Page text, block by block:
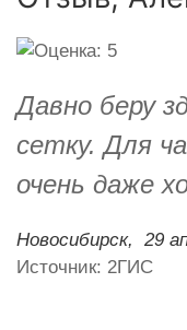
Давно беру
сетку. Для
очень даже
Новосибирск,
29
Источник: 2ГИС